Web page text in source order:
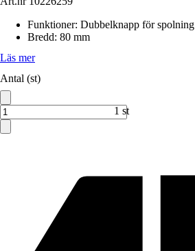
Funktioner: Dubbelknapp för spolning
Bredd: 80 mm
Läs mer
Antal (st)
1 st